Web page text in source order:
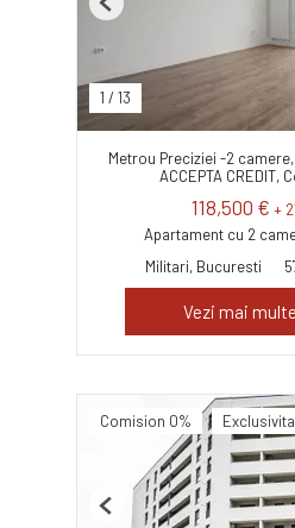
1 / 13
Previous
Metrou Preciziei -2
ACCEPTA CREDIT,
118,500 € +
Apartament cu 2
Militari, Bucuresti
Vezi mai
Comision 0%
Previous